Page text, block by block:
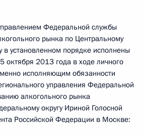
Федеральной службы
рынка по Центральному
в установленном порядке исполнены
октября 2013 года в ходе личного
исполняющим обязанности
управления Федеральной
алкогольного рынка
округу Ириной Голосной
Российской Федерации в Москве: